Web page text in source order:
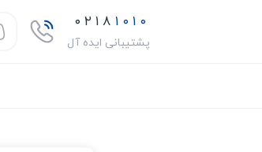
۰۲۱۸ ۱۰۱۰
پشتیبانی ایده آل